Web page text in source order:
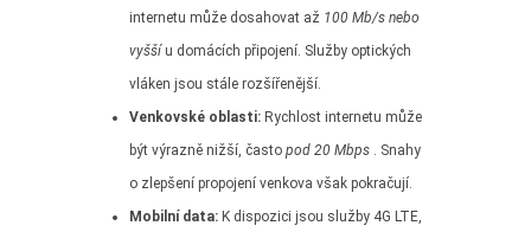
internetu může dosahovat až 100 Mb/s nebo
vyšší u domácích připojení. Služby optických
vláken jsou stále rozšířenější.
Venkovské oblasti: Rychlost internetu může
být výrazně nižší, často pod 20 Mbps . Snahy
o zlepšení propojení venkova však pokračují.
Mobilní data: K dispozici jsou služby 4G LTE,